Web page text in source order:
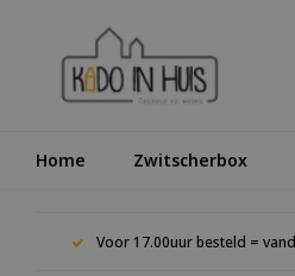
Home Zwitscherbox
Voor 17.00uur besteld =